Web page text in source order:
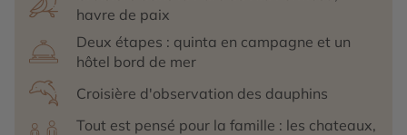
havre de paix
Deux étapes : quinta en campagne et un
hôtel bord de mer
Croisière d'observation des dauphins
Tout est pensé pour la famille : les chateaux,